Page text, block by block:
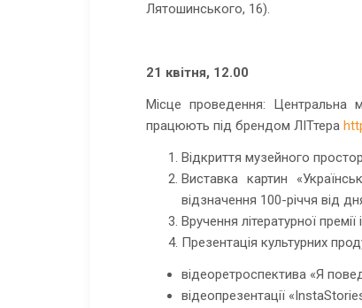
Лятошинського, 16).
21 квітня, 12.00
Місце проведення: Центральна
працюють під брендом ЛІТтера
Відкриття музейного
Виставка картин
відзначення 100-річчя від
Вручення літературної
Презентація культурних
відеоретроспектива «Я
відеопрезентації